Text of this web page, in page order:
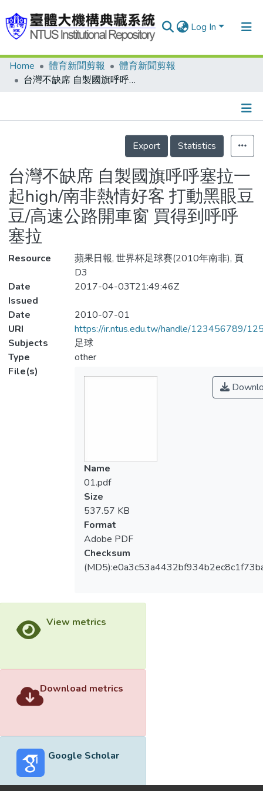
Log In
Communities & Collections
Statistics
Home 體育新聞剪報
體育新聞剪報
台灣不缺席 自製國旗呼呼塞拉一起high/南非熱情好客 打動黑眼豆豆/高速公路開車窗 買得到呼呼塞拉
Details
Export
Statistics
台灣不缺席 自製國旗呼呼塞拉一
起high/南非熱情好客 打動黑眼豆
豆/高速公路開車窗 買得到呼呼
塞拉
Resource
蘋果日報, 世界杯足球賽(2010年南非), 頁
D3
Date
Issued
2017-04-03T21:49:46Z
Date
2010-07-01
URI
https://ir.ntus.edu.tw/handle/123456789/
Subjects
足球
Type
other
File(s)
Name
01.pdf
Size
537.57 KB
Format
Adobe PDF
Checksum
View metrics
Download metrics
Google Scholar